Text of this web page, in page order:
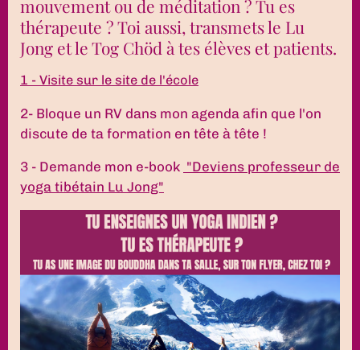
mouvement ou de méditation ? Tu es
thérapeute ? Toi aussi, transmets le Lu
Jong et le Tog Chöd à tes élèves et patients.
1 - Visite sur le site de l'école
2- Bloque un RV dans mon agenda afin que l'on
discute de ta formation en tête à tête !
3 - Demande mon e-book "Deviens professeur de
yoga tibétain Lu Jong"